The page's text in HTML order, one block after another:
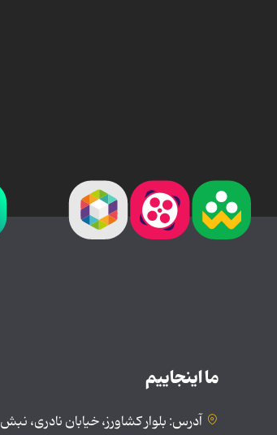
ما اینجاییم
آدرس: بلوار کشاورز، خیابان نادری، نبش